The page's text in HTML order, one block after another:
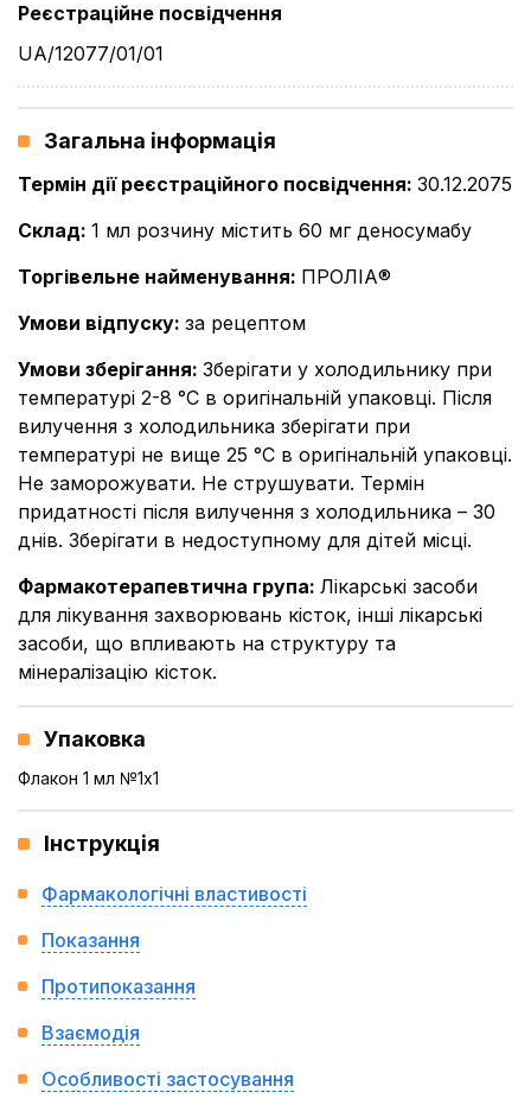
Реєстраційне посвідчення
UA/12077/01/01
Загальна інформація
Термін дії реєстраційного посвідчення: 30.12.2075
Склад: 1 мл розчину містить 60 мг деносумабу
Торгівельне найменування: ПРОЛІА®
Умови відпуску: за рецептом
Умови зберігання: Зберігати у холодильнику при
температурі 2-8 °C в оригінальній упаковці. Після
вилучення з холодильника зберігати при
температурі не вище 25 °C в оригінальній упаковці.
Не заморожувати. Не струшувати. Термін
придатності після вилучення з холодильника – 30
днів. Зберігати в недоступному для дітей місці.
Фармакотерапевтична група: Лікарські засоби
для лікування захворювань кісток, інші лікарські
засоби, що впливають на структуру та
мінералізацію кісток.
Упаковка
Флакон 1 мл №1x1
Інструкція
Фармакологічні властивості
Показання
Протипоказання
Взаємодія
Особливості застосування